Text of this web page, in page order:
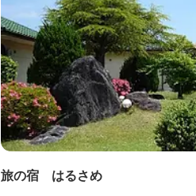
旅の宿 はるさめ